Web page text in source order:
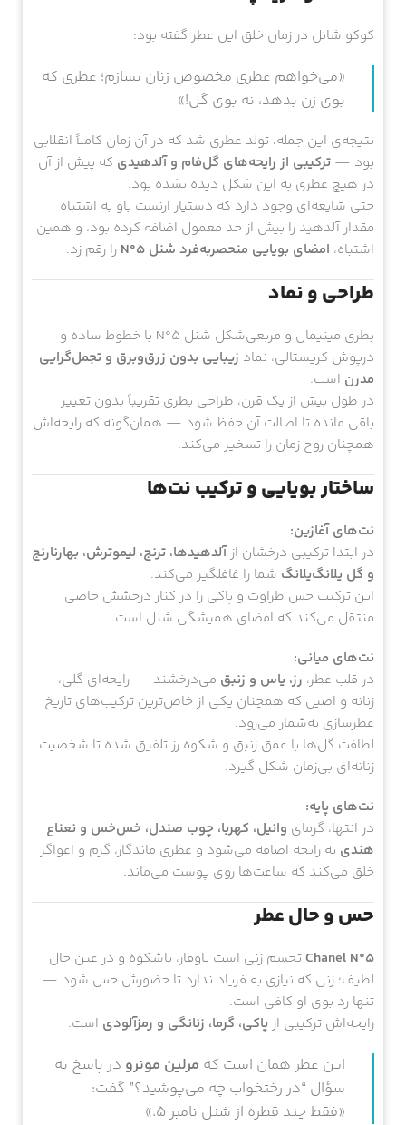
کوکو شانل در زمان خلق این عطر گفته بود:
«می‌خواهم عطری مخصوص زنان بسازم؛ عطری که
بوی زن بدهد، نه بوی گل!»
نتیجه‌ی این جمله، تولد عطری شد که در آن زمان کاملاً انقلابی
بود — ترکیبی از رایحه‌های گل‌فام و آلدهیدی که پیش از آن
در هیچ عطری به این شکل دیده نشده بود.
حتی شایعه‌ای وجود دارد که دستیار ارنست باو به اشتباه
مقدار آلدهید را بیش از حد معمول اضافه کرده بود، و همین
اشتباه، امضای بویایی منحصربه‌فرد شنل N°5 را رقم زد.
طراحی و نماد
بطری مینیمال و مربعی‌شکل شنل N°5 با خطوط ساده و
درپوش کریستالی، نماد زیبایی بدون زرق‌وبرق و تجمل‌گرایی
مدرن است.
در طول بیش از یک قرن، طراحی بطری تقریباً بدون تغییر
باقی مانده تا اصالت آن حفظ شود — همان‌گونه که رایحه‌اش
همچنان روح زمان را تسخیر می‌کند.
ساختار بویایی و ترکیب نت‌ها
نت‌های آغازین:
در ابتدا ترکیبی درخشان ازآلدهیدها، ترنج، لیموترش، بهارنارنج
و گل یلانگ‌یلانگ شما را غافلگیر می‌کند.
این ترکیب حس طراوت و پاکی را در کنار درخشش خاصی
منتقل می‌کند که امضای همیشگی شنل است.
نت‌های میانی:
در قلب عطر، رز، یاس و زنبق می‌درخشند — رایحه‌ای گلی،
زنانه و اصیل که همچنان یکی از خاص‌ترین ترکیب‌های تاریخ
عطرسازی به‌شمار می‌رود.
لطافت گل‌ها با عمق زنبق و شکوه رز تلفیق شده تا شخصیت
زنانه‌ای بی‌زمان شکل گیرد.
نت‌های پایه:
در انتها، گرمای وانیل، کهربا، چوب صندل، خس‌خس و نعناع
هندی به رایحه اضافه می‌شود و عطری ماندگار، گرم و اغواگر
خلق می‌کند که ساعت‌ها روی پوست می‌ماند.
حس و حال عطر
Chanel N°5تجسم زنی است باوقار، باشکوه و در عین حال
لطیف؛ زنی که نیازی به فریاد ندارد تا حضورش حس شود —
تنها رد بوی او کافی است.
رایحه‌اش ترکیبی از پاکی، گرما، زنانگی و رمزآلودی است.
این عطر همان است که مرلین مونرو در پاسخ به
سؤال “در رختخواب چه می‌پوشید؟” گفت:
«فقط چند قطره از شنل نامبر ۵.»